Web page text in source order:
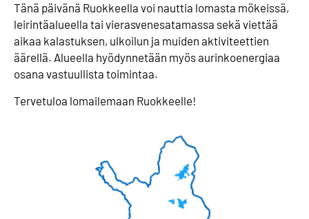
Tänä päivänä Ruokkeella voi nauttia lomasta mökeissä,
leirintäalueella tai vierasvenesatamassa sekä viettää
aikaa kalastuksen, ulkoilun ja muiden aktiviteettien
äärellä. Alueella hyödynnetään myös aurinkoenergiaa
osana vastuullista toimintaa.
Tervetuloa lomailemaan Ruokkeelle!